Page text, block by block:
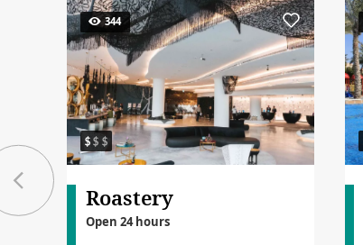
344
Roastery
Open 24 hours